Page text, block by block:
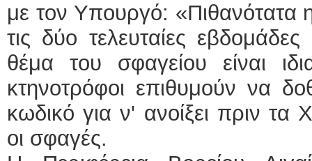
με τον Υπουργό: «Πιθανότατα
τις δύο τελευταίες
θέμα του σφαγείου είναι
κτηνοτρόφοι επιθυμούν να
κωδικό για ν' ανοίξει πριν τα
οι σφαγές.